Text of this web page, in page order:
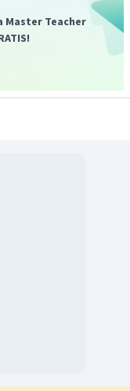
bahwa dari
mengalami proses
km adalah
Master Teacher